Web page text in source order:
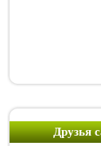
Друзья